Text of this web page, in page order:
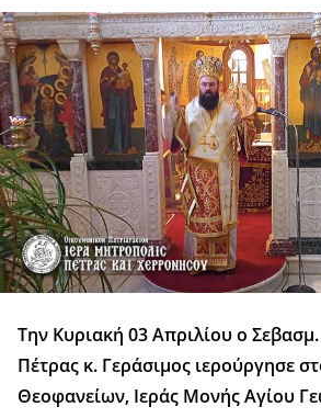
Την Κυριακή 03 Απριλίου ο
Πέτρας κ. Γεράσιμος ιερούργησε
Θεοφανείων, Ιεράς Μονής Αγίου